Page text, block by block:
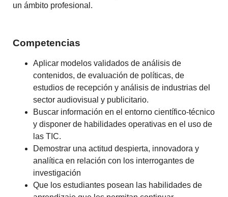
un ámbito profesional.
Competencias
Aplicar modelos validados de análisis de
contenidos, de evaluación de políticas, de
estudios de recepción y análisis de industrias del
sector audiovisual y publicitario.
Buscar información en el entorno científico-técnico
y disponer de habilidades operativas en el uso de
las TIC.
Demostrar una actitud despierta, innovadora y
analítica en relación con los interrogantes de
investigación
Que los estudiantes posean las habilidades de